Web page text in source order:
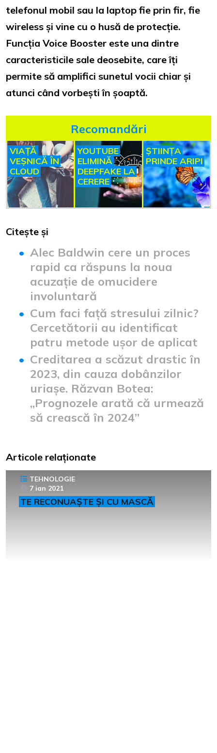
telefonul mobil sau la laptop fie prin fir, fie
wireless și vine cu o husă de protecție.
Funcția Voice Booster este una dintre
caracteristicile sale deosebite, care îți
permite să amplifici sunetul vocii chiar și
atunci când vorbești în șoaptă.
Recomandări
VIAȚĂ
VEȘNICĂ ÎN
CLOUD
YOUTUBE
ELIMINĂ
DEEPFAKE LA
CERERE
ȘTIINȚA
PRINDE ARIPI
Citește și
Alec Baldwin cere un proces
rapid ca răspuns la noua
acuzație de omucidere
involuntară
Cum faci față stresului zilnic?
Cercetătorii au identificat
patru metode ușor de aplicat
Creditarea a scăzut drastic în
2023, din cauza dobânzilor
uriașe. Răzvan Botea:
„Prognozele arată că urmează
să crească în 2024”
Articole relaționate
TEHNOLOGIE
7 ian 2021
TE RECONUAȘTE ȘI CU MASCĂ